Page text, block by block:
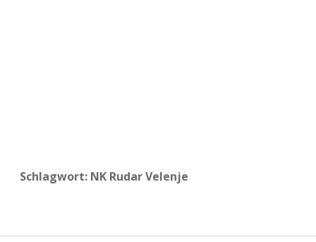
Schlagwort: NK Rudar Velenje